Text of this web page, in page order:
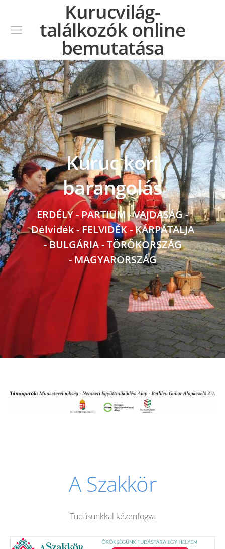
Kurucvilág-
találkozók online
bemutatása
Kuruc kori
barangolás
ERDÉLY - PARTIUM - VAJDASÁG -
Délvidék - FELVIDÉK - KÁRPÁTALJA
-BULGÁRIA - TÖRÖKORSZÁG
- MAGYARORSZÁG
A Szakkör
Tudásunkkal kézenfogva